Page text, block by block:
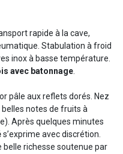
rapide à la cave,
Stabulation à froid
inox à basse température.
avec batonnage.
pâle aux reflets dorés. Nez
notes de fruits à
Après quelques minutes
s’exprime avec discrétion.
belle richesse soutenue par